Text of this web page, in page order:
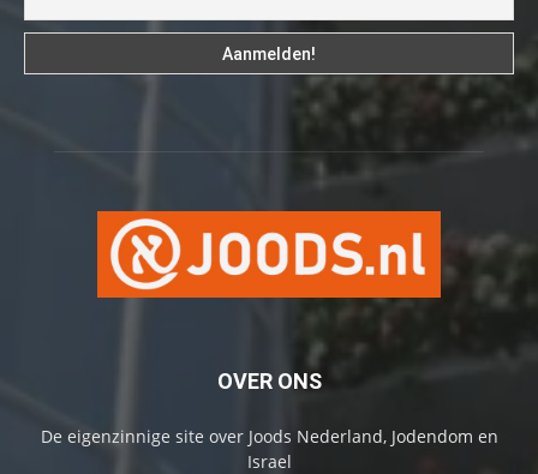
OVER ONS
De eigenzinnige site over Joods Nederland, Jodendom en
Israel